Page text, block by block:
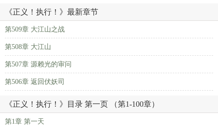
《正义！执行！》最新章节
第509章 大江山之战
第508章 大江山
第507章 源赖光的审问
第506章 返回伏妖司
《正义！执行！》目录 第一页 （第1-100章）
第1章 第一天